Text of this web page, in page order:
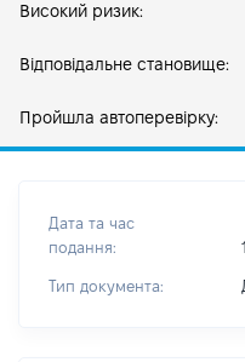
Високий ризик:
Відповідальне становище:
Пройшла автоперевірку:
Дата та час
подання:
Тип документа: